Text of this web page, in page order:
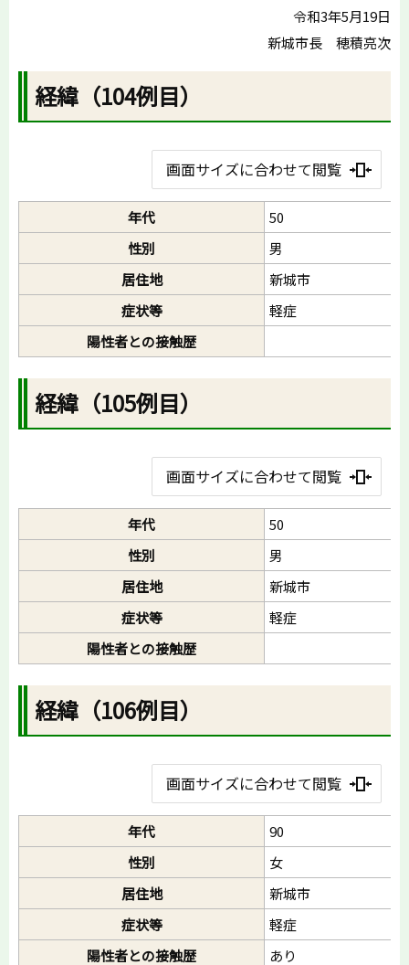
令和3年5月19日
新城市長 穂積亮次
経緯（104例目）
画面サイズに合わせて閲覧
年代
50
性別
男
居住地
新城市
症状等
軽症
陽性者との接触歴
経緯（105例目）
画面サイズに合わせて閲覧
年代
50
性別
男
居住地
新城市
症状等
軽症
陽性者との接触歴
経緯（106例目）
画面サイズに合わせて閲覧
年代
90
性別
女
居住地
新城市
症状等
軽症
陽性者との接触歴
あり